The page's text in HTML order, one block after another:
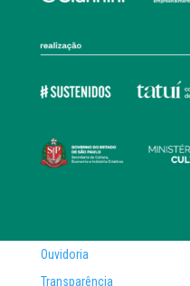
Ouvidoria
Transparência